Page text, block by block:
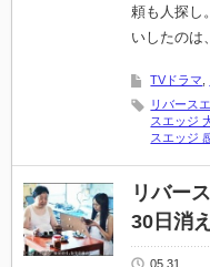
頼も人探し
いしたのは
TVドラマ
リバース
スエッジ
スエッジ
リバー
30日消
05.31